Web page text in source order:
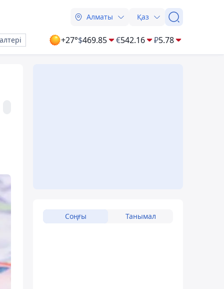
Алматы Қаз
+27°$469.85 €542.16 ₽5.78
Соңғы Танымал